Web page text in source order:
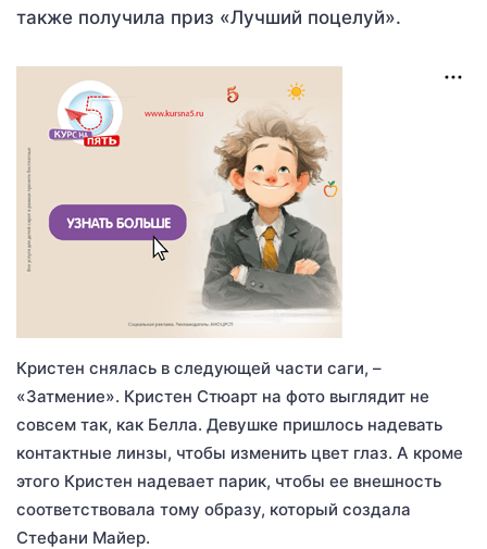
также получила приз «Лучший поцелуй».
Кристен снялась в следующей части саги, –
«Затмение». Кристен Стюарт на фото выглядит не
совсем так, как Белла. Девушке пришлось надевать
контактные линзы, чтобы изменить цвет глаз. А кроме
этого Кристен надевает парик, чтобы ее внешность
соответствовала тому образу, который создала
Стефани Майер.